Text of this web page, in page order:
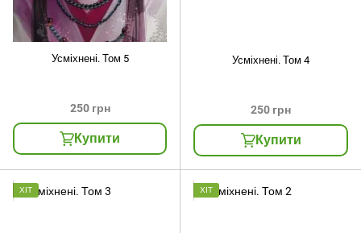
Усміхнені. Том 5
250 грн
Купити
Усміхнені. Том 4
250 грн
Купити
ХІТ ХІТ